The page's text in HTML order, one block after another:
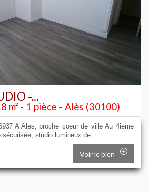
-...
m² - 1 pièce - Alès (30100)
A Ales, proche coeur de ville Au 4ieme
studio lumineux de...
Voir le bien